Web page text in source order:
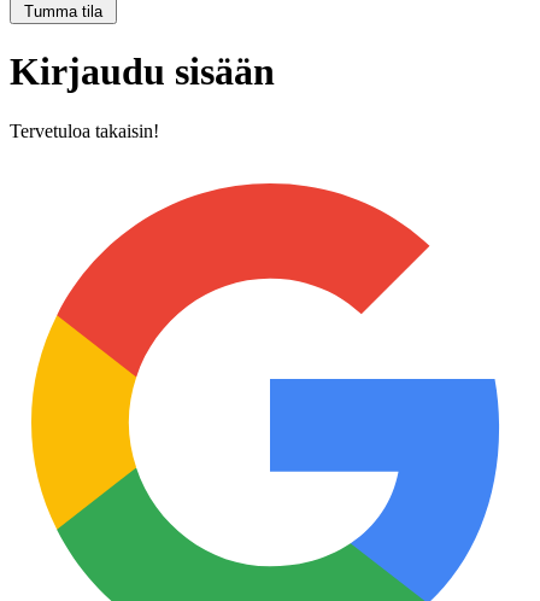
Tumma tila
Kirjaudu sisään
Tervetuloa takaisin!